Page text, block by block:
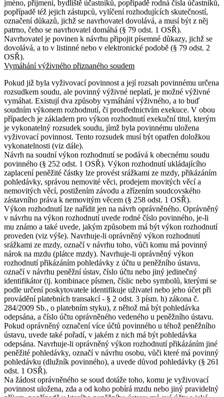
jméno, příjmení, bydliště účastníků, popřípadě rodná čísla účastníků,
popřípadě též jejich zástupců, vylíčení rozhodujících skutečností,
označení důkazů, jichž se navrhovatel dovolává, a musí být z něj
patrno, čeho se navrhovatel domáhá (§ 79 odst. 1 OSŘ).
Navrhovatel je povinen k návrhu připojit písemné důkazy, jichž se
dovolává, a to v listinné nebo v elektronické podobě (§ 79 odst. 2
OSŘ).
Vymáhání výživného přiznaného soudem
Pokud již byla vyživovací povinnost a její rozsah povinnému určena
rozsudkem soudu, ale povinný výživné neplatí, je možné výživné
vymáhat. Existují dva způsoby vymáhání výživného, a to buď
soudním výkonem rozhodnutí, či prostřednictvím exekuce. V obou
případech je základem pro výkon rozhodnutí exekuční titul, kterým
je vykonatelný rozsudek soudu, jímž byla povinnému uložena
vyživovací povinnost. Tento rozsudek musí být opatřen doložkou
vykonatelnosti (viz dále).
Návrh na soudní výkon rozhodnutí se podává k obecnému soudu
povinného (§ 252 odst. 1 OSŘ). Výkon rozhodnutí ukládajícího
zaplacení peněžité částky lze provést srážkami ze mzdy, přikázáním
pohledávky, správou nemovité věci, prodejem movitých věcí a
nemovitých věcí, postižením závodu a zřízením soudcovského
zástavního práva k nemovitým věcem (§ 258 odst. 1 OSŘ).
Výkon rozhodnutí lze nařídit jen na návrh oprávněného. Oprávněný
v návrhu na výkon rozhodnutí uvede rodné číslo povinného, je-li
mu známo a také uvede, jakým způsobem má být výkon rozhodnutí
proveden (viz výše). Navrhuje-li oprávněný výkon rozhodnutí
srážkami ze mzdy, označí v návrhu toho, vůči komu má povinný
nárok na mzdu (plátce mzdy). Navrhuje-li oprávněný výkon
rozhodnutí přikázáním pohledávky z účtu u peněžního ústavu,
označí v návrhu peněžní ústav, číslo účtu nebo jiný jedinečný
identifikátor (tj. kombinace písmen, číslic nebo symbolů, kterými se
podle určení poskytovatele identifikuje uživatel nebo jeho účet při
provádění platebních transakcí - § 2 odst. 3 písm. h) zákona č.
284/2009 Sb., o platebním styku), z něhož má být pohledávka
odepsána, a číslo účtu oprávněného vedeného u peněžního ústavu.
Pokud oprávněný označení více účtů povinného u téhož peněžního
ústavu, uvede také pořadí, v jakém z nich má být pohledávka
odepsána. Navrhuje-li oprávněný výkon rozhodnutí přikázáním jiné
peněžité pohledávky, označí v návrhu osobu, vůči které má povinný
pohledávku (dlužník povinného), a uvede důvod pohledávky (§ 261
odst. 1 OSŘ).
Na žádost oprávněného se soud dotáže toho, komu je vyživovací
povinnost uložena, zda a od koho pobírá mzdu nebo jiný pravidelný